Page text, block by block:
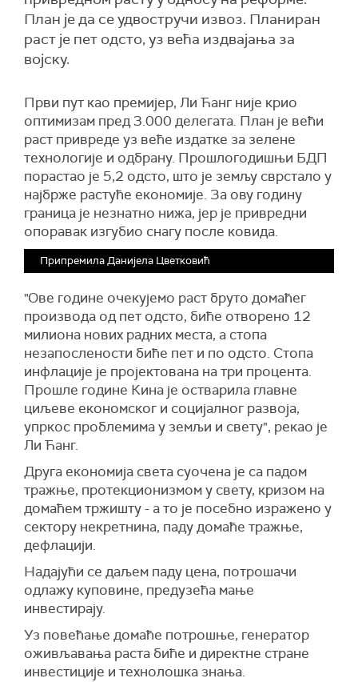
План је да се удвостручи извоз. Планиран
раст је пет одсто, уз већа издвајања за
војску.
Први пут као премијер, Ли Ћанг није крио
оптимизам пред 3.000 делегата. План је већи
раст привреде уз веће издатке за зелене
технологије и одбрану. Прошлогодишњи БДП
порастао је 5,2 одсто, што је земљу сврстало у
најбрже растуће економије. За ову годину
граница је незнатно нижа, јер је привредни
опоравак изгубио снагу после ковида.
Припремила Данијела Цветковић
"Ове године очекујемо раст бруто домаћег
производа од пет одсто, биће отворено 12
милиона нових радних места, а стопа
незапослености биће пет и по одсто. Стопа
инфлације је пројектована на три процента.
Прошле године Кина је остварила главне
циљеве економског и социјалног развоја,
упркос проблемима у земљи и свету", рекао је
Ли Ћанг.
Друга економија света суочена је са падом
тражње, протекционизмом у свету, кризом на
домаћем тржишту - а то је посебно изражено у
сектору некретнина, паду домаће тражње,
дефлацији.
Надајући се даљем паду цена, потрошачи
одлажу куповине, предузећа мање
инвестирају.
Уз повећање домаће потрошње, генератор
оживљавања раста биће и директне стране
инвестиције и технолошка знања.